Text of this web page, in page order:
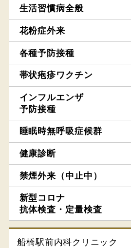
生活習慣病全般
花粉症外来
各種予防接種
帯状疱疹ワクチン
インフルエンザ
予防接種
睡眠時無呼吸症候群
健康診断
禁煙外来（中止中）
新型コロナ
抗体検査・定量検査
船橋駅前内科クリニック